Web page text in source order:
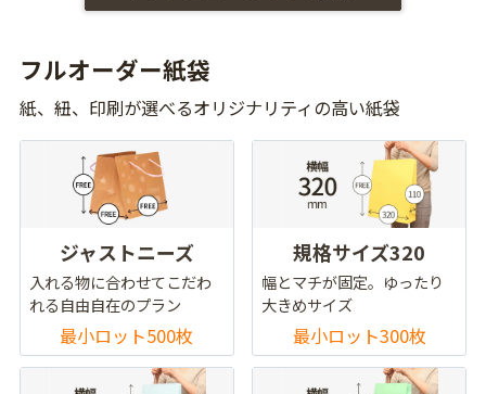
フルオーダー紙袋
紙、紐、印刷が選べるオリジナリティの高い紙袋
ジャストニーズ
入れる物に合わせてこだわ
れる自由自在のプラン
最小ロット500枚
規格サイズ320
幅とマチが固定。ゆったり
大きめサイズ
最小ロット300枚